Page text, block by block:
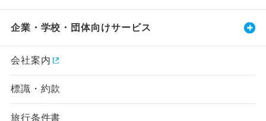
企業・学校・団体向けサービス
会社案内
標識・約款
旅行条件書